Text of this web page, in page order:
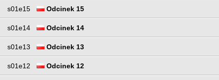
s01e15 Odcinek 15
s01e14 Odcinek 14
s01e13 Odcinek 13
s01e12 Odcinek 12